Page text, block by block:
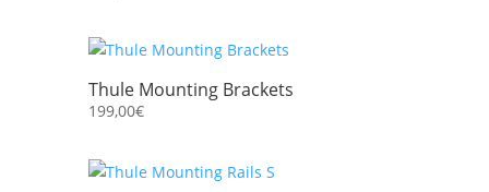
Thule Mounting Brackets
199,00€